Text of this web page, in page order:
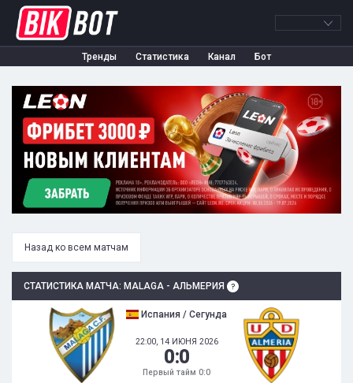
Тренды Статистика Канал Бот
Назад ко всем матчам
СТАТИСТИКА МАТЧА: MALAGA - АЛЬМЕРИЯ
Испания / Сегунда
22:00, 14 ИЮНЯ 2026
0:0
Первый тайм 0:0